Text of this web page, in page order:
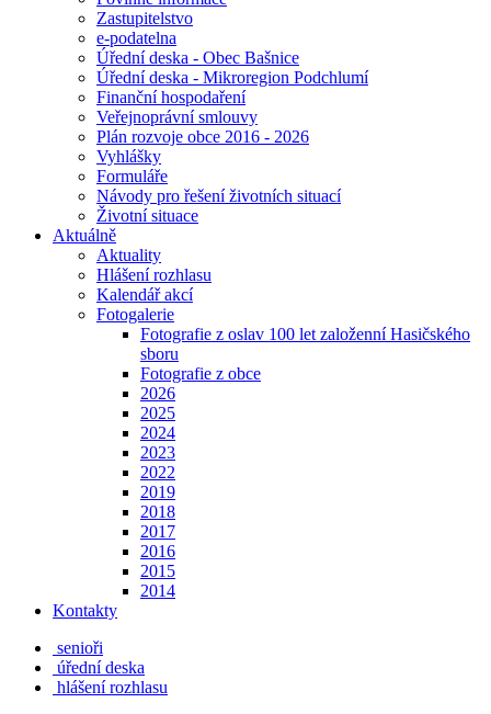
Zastupitelstvo
e-podatelna
Úřední deska - Obec Bašnice
Úřední deska - Mikroregion Podchlumí
Finanční hospodaření
Veřejnoprávní smlouvy
Plán rozvoje obce 2016 - 2026
Vyhlášky
Formuláře
Návody pro řešení životních situací
Životní situace
Aktuálně
Aktuality
Hlášení rozhlasu
Kalendář akcí
Fotogalerie
Fotografie z oslav 100 let založenní Hasičského
sboru
Fotografie z obce
2026
2025
2024
2023
2022
2019
2018
2017
2016
2015
2014
Kontakty
senioři
úřední deska
hlášení rozhlasu